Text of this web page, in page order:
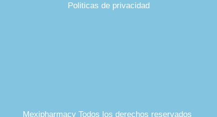
Politicas de privacidad
Mexipharmacy Todos los derechos reservados